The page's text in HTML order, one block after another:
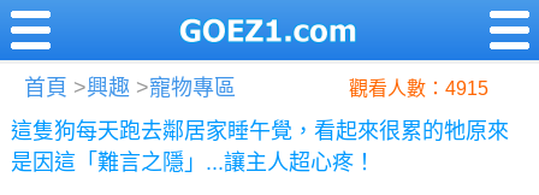
首頁 >興趣 >寵物專區 觀看人數：4915
這隻狗每天跑去鄰居家睡午覺，看起來很累的牠原來
是因這「難言之隱」...讓主人超心疼！